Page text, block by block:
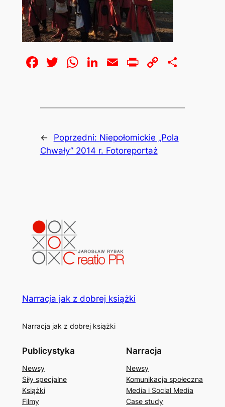
Facebook
Twitter
WhatsApp
LinkedIn
EmailPrintCopy
← Poprzedni: Niepołomickie „Pola
Chwały” 2014 r. Fotoreportaż
Narracja jak z dobrej książki
Narracja jak z dobrej książki
Publicystyka
Newsy
Siły specjalne
Książki
Filmy
Narracja
Newsy
Komunikacja społeczna
Media i Social Media
Case study